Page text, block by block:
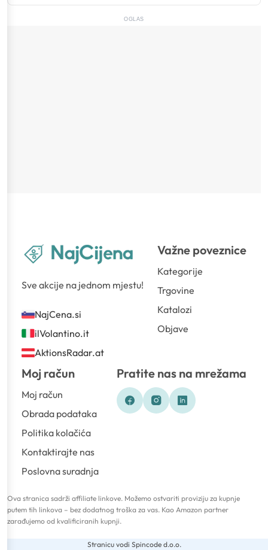
OGLAS
Sve akcije na jednom mjestu!
NajCena.si
ilVolantino.it
AktionsRadar.at
Važne poveznice
Kategorije
Trgovine
Katalozi
Objave
Moj račun
Moj račun
Obrada podataka
Politika kolačića
Kontaktirajte nas
Poslovna suradnja
Pratite nas na mrežama
Ova stranica sadrži affiliate linkove. Možemo ostvariti proviziju za kupnje
putem tih linkova – bez dodatnog troška za vas. Kao Amazon partner
zarađujemo od kvalificiranih kupnji.
Stranicu vodi Spincode d.o.o.